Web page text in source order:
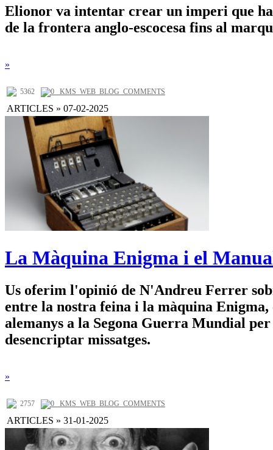
Elionor va intentar crear un imperi que
de la frontera anglo-escocesa fins al
»
5362 0 _KMS_WEB_BLOG_COMMENTS
ARTICLES » 07-02-2025
La Màquina Enigma i el
Us oferim l'opinió de N'Andreu Ferrer
entre la nostra feina i la màquina Enigma,
alemanys a la Segona Guerra Mundial
desencriptar missatges.
»
2757 0 _KMS_WEB_BLOG_COMMENTS
ARTICLES » 31-01-2025